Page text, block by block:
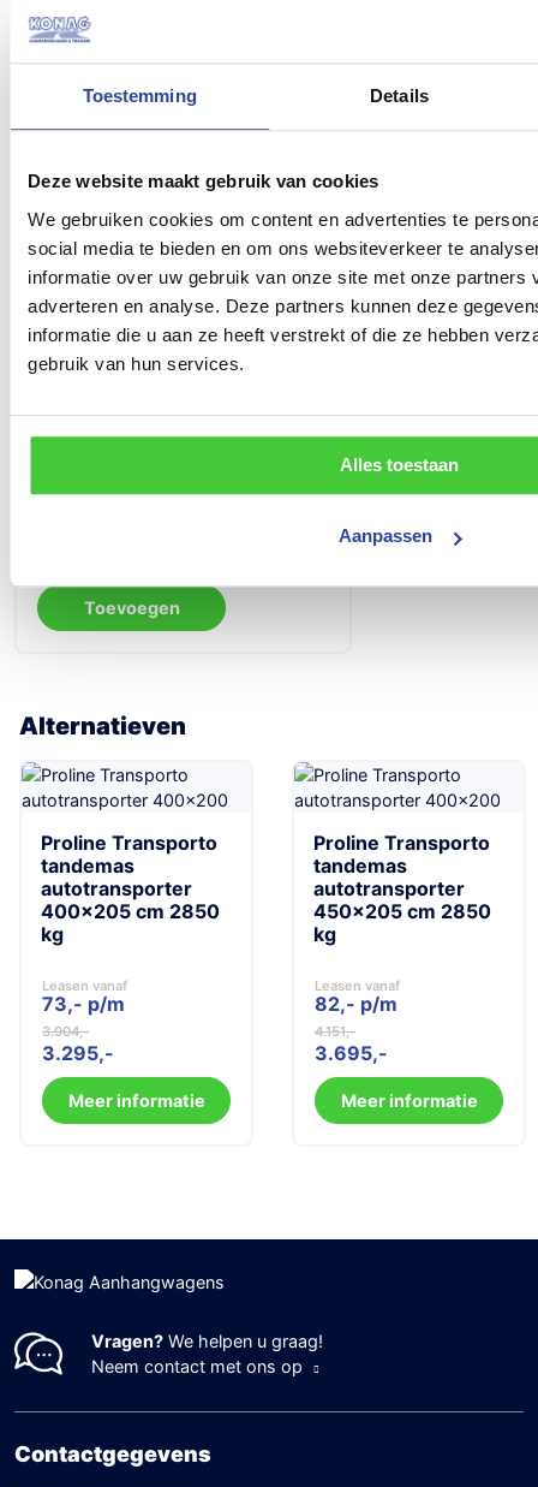
Toestemming Details
Deze website maakt gebruik van cookies
We gebruiken cookies om content en advertenties te
social media te bieden en om ons websiteverkeer te
informatie over uw gebruik van onze site met onze partners
adverteren en analyse. Deze partners kunnen deze
informatie die u aan ze heeft verstrekt of die ze hebben
gebruik van hun services.
Alles toestaan
Aanpassen
Zwarte velgen set per as
Alko stabilisatorkoppeling
325
Toevoegen
Alternatieven
Proline Transporto
tandemas
autotransporter
400×205 cm 2850
kg
Leasen vanaf
73,- p/m
3.904
Oorspronkelijke
prijs
was:
3.904.
3.295
Huidige
prijs
is:
3.295.
Meer informatie
Proline Transporto
tandemas
autotransporter
450×205 cm 2850
kg
Leasen vanaf
82,- p/m
4.151
Oorspronkelijke
prijs
was:
4.151.
3.695
Huidige
prijs
is:
3.695.
Meer informatie
Vragen? We helpen u graag!
Neem contact met ons op
Contactgegevens